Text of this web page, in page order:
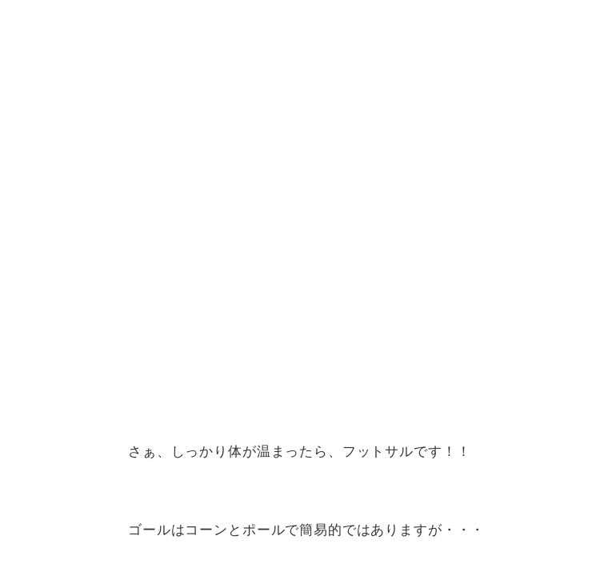
さぁ、しっかり体が温まったら、フットサルです！！
ゴールはコーンとポールで簡易的ではありますが・・・